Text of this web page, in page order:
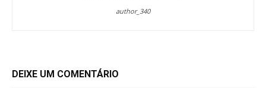
author_340
DEIXE UM COMENTÁRIO